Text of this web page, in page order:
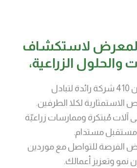
المعرض لاستكشاف
والحلول الزراعية،
ومقابلة أكثر من 410 شركة رائدة لتبادل
الاستمثارية لكلا الطرفين.
آلات مُبتكرة وممارسات زراعيّة
مستقبل مستدام.
الفرصة للتواصل مع موردين
نمو وتعزيز أعمالك.